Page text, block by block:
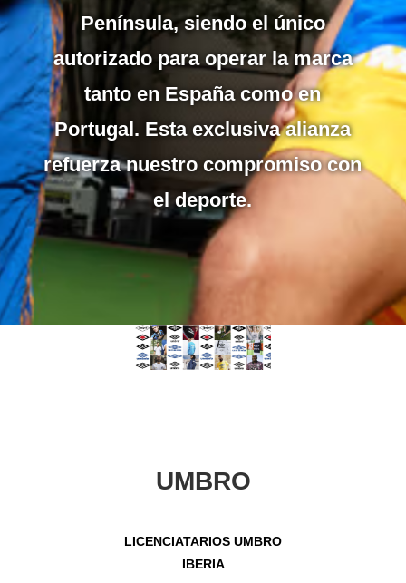
Península, siendo el único
autorizado para operar la marca
tanto en España como en
Portugal. Esta exclusiva alianza
refuerza nuestro compromiso con
el deporte.
UMBRO
LICENCIATARIOS UMBRO
IBERIA